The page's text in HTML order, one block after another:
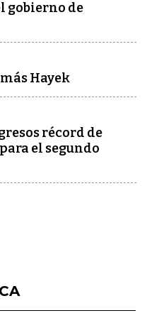
gobierno de
Hayek
récord de
el segundo